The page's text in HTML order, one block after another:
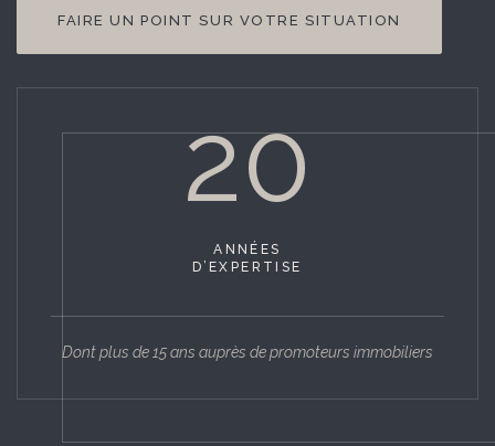
FAIRE UN POINT SUR VOTRE SITUATION
20
ANNÉES
D’EXPERTISE
Dont plus de 15 ans auprès de promoteurs immobiliers